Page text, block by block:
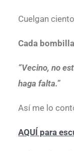
Cuelgan
Cada
“Vecino, no
haga falta.”
Así me lo
AQUÍ para